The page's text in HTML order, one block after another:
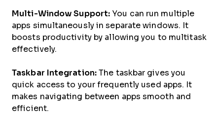
Multi-Window Support: You can run multiple
apps simultaneously in separate windows. It
boosts productivity by allowing you to multitask
effectively.
Taskbar Integration: The taskbar gives you
quick access to your frequently used apps. It
makes navigating between apps smooth and
efficient.